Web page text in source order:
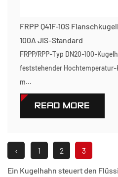
FRPP Q41F-10S
100A JIS-Standard
FRPP/RPP-Typ DN20-100-
feststehender
m...
READ MORE
‹ 1 2 3
Ein Kugelhahn steuert den